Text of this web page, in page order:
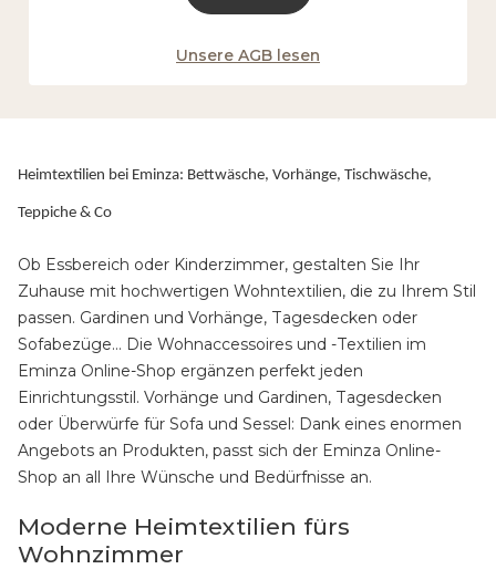
Unsere AGB lesen
Heimtextilien bei Eminza: Bettwäsche, Vorhänge, Tischwäsche,
Teppiche & Co
Ob Essbereich oder Kinderzimmer, gestalten Sie Ihr
Zuhause mit hochwertigen Wohntextilien, die zu Ihrem Stil
passen. Gardinen und Vorhänge, Tagesdecken oder
Sofabezüge... Die Wohnaccessoires und -Textilien im
Eminza Online-Shop ergänzen perfekt jeden
Einrichtungsstil. Vorhänge und Gardinen, Tagesdecken
oder Überwürfe für Sofa und Sessel: Dank eines enormen
Angebots an Produkten, passt sich der Eminza Online-
Shop an all Ihre Wünsche und Bedürfnisse an.
Moderne Heimtextilien fürs
Wohnzimmer